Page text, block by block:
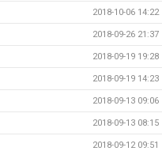
2018-10-06 14:22
2018-09-26 21:37
2018-09-19 19:28
2018-09-19 14:23
2018-09-13 09:06
2018-09-13 08:15
2018-09-12 09:51